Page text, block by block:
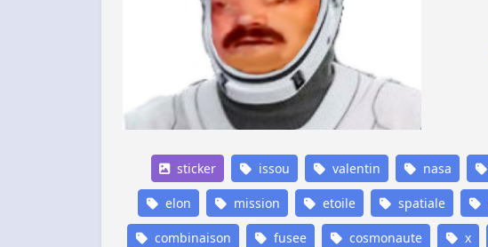
sticker issou valentin nasa
elon mission etoile spatiale
combinaison fusee cosmonaute x